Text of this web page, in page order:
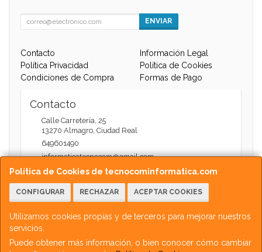
Política de Cookies de tecnocominformatica.com
CONFIGURAR RECHAZAR ACEPTAR COOKIES
Utilizamos cookies propias y de terceros para mejorar nuestros
servicios.
Puede obtener más información, o bien conocer cómo cambiar
ENVIAR
Contacto
Información Legal
Política Privacidad
Política de Cookies
Condiciones de Compra
Formas de Pago
Contacto
Calle Carretería, 25
13270 Almagro Ciudad Real
649601490
informaticatecnocom@gmail.com
Horario
Atención Web - 11:00 a 13:30 / 17:30 a 20:00